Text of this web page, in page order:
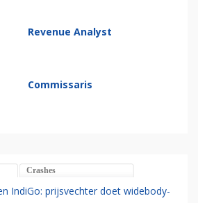
Revenue Analyst
Commissaris
Crashes
IndiGo: prijsvechter doet widebody-